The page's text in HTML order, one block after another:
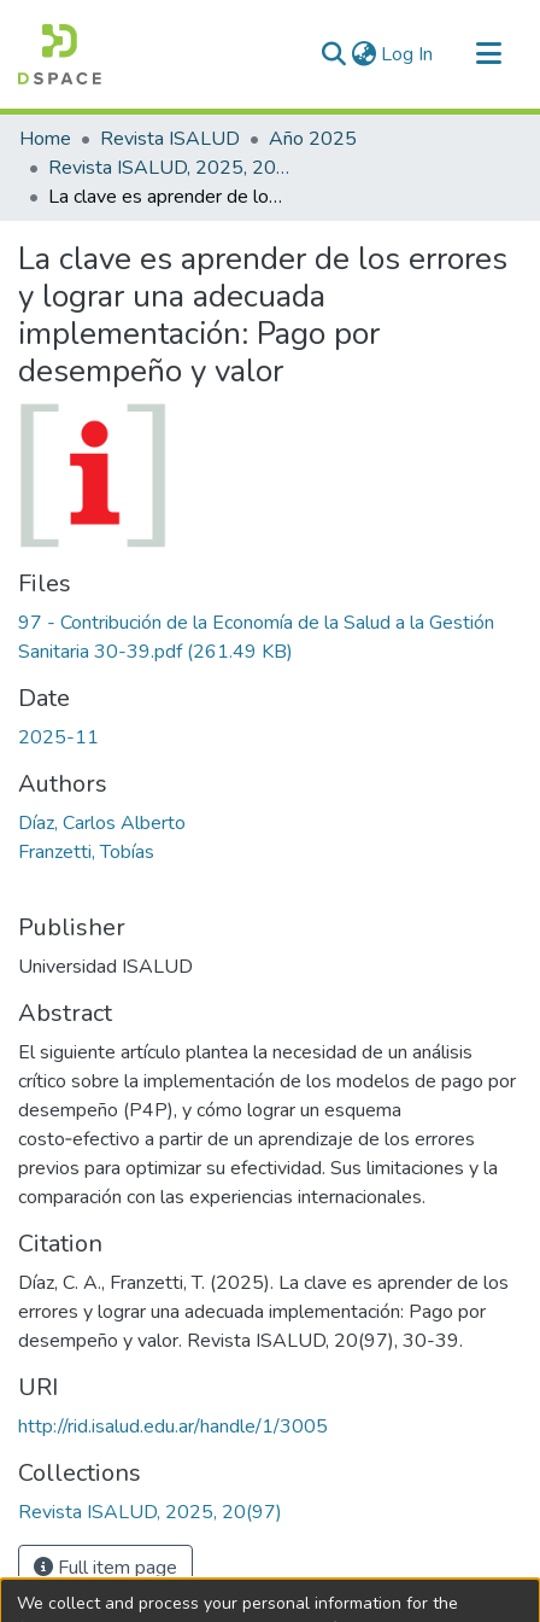
Log In (current)
Communities & Collections
All of DSpace
Statistics
Home Revista ISALUD
Año 2025
Revista ISALUD, 2025, 20(97)
La clave es aprender de los errores y lograr una adecuada implementación: Pago por desempeño y valor
La clave es aprender de los errores
y lograr una adecuada
implementación: Pago por
desempeño y valor
Files
97 - Contribución de la Economía de la Salud a la Gestión
Sanitaria 30-39.pdf(261.49 KB)
Date
2025-11
Authors
Díaz, Carlos Alberto
Franzetti, Tobías
Publisher
Universidad ISALUD
Abstract
El siguiente artículo plantea la necesidad de un análisis
crítico sobre la implementación de los modelos de pago por
desempeño (P4P), y cómo lograr un esquema
costo‑efectivo a partir de un aprendizaje de los errores
previos para optimizar su efectividad. Sus limitaciones y la
comparación con las experiencias internacionales.
Citation
Díaz, C. A., Franzetti, T. (2025). La clave es aprender de los
errores y lograr una adecuada implementación: Pago por
desempeño y valor. Revista ISALUD, 20(97), 30-39.
URI
http://rid.isalud.edu.ar/handle/1/3005
Collections
Revista ISALUD, 2025, 20(97)
Full item page
We collect and process your personal information for the